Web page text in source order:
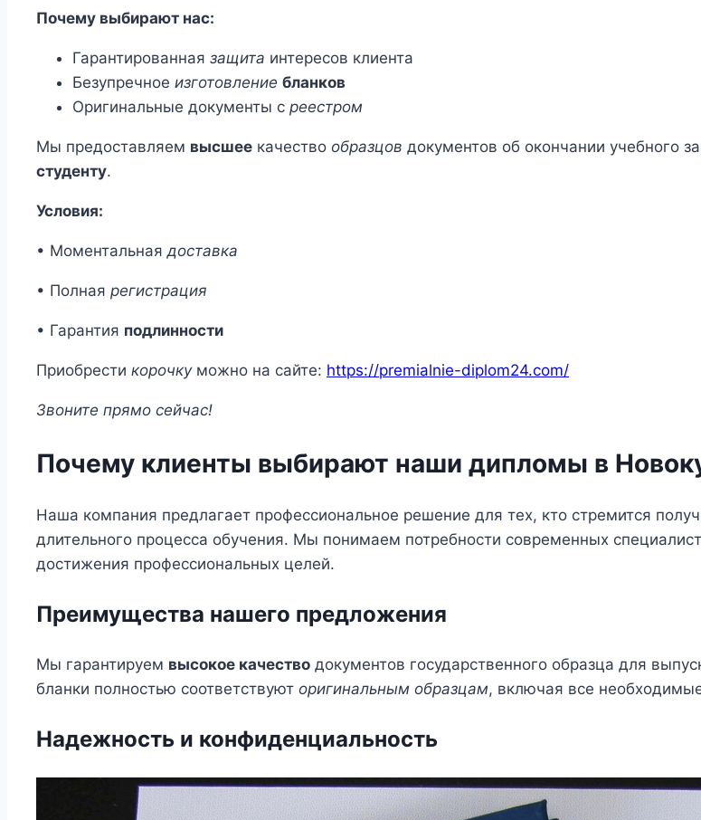
Почему выбирают нас:
Гарантированная защита интересов клиента
Безупречное изготовление бланков
Оригинальные документы с реестром
Мы предоставляем высшее качество образцов документов об окончании учебного
студенту.
Условия:
• Моментальнаядоставка
• Полная регистрация
• Гарантия подлинности
Приобрести корочкуможно на сайте: https://premialnie-diplom24.com/
Звоните прямо сейчас!
Почему клиенты выбирают наши дипломы в
Наша компания предлагает профессиональное решение для тех, кто стремится
длительного процесса обучения. Мы понимаем потребности современных
достижения профессиональных целей.
Преимущества нашего предложения
Мы гарантируем высокое качество документов государственного образца для
бланки полностью соответствуют оригинальным образцам, включая все
Надежность и конфиденциальность